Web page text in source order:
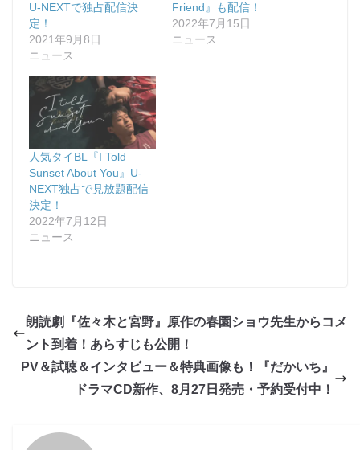
U-NEXTで独占配信決
定！
2021年9月8日
ニュース
Friend』も配信！
2022年7月15日
ニュース
人気タイBL『I Told
Sunset About You』U-
NEXT独占で見放題配信
決定！
2022年7月12日
ニュース
朗読劇『佐々木と宮野』原作の春園ショウ先生からコメ
ント到着！あらすじも公開！
PV＆試聴＆インタビュー＆特典画像も！『だかいち』
ドラマCD新作、8月27日発売・予約受付中！